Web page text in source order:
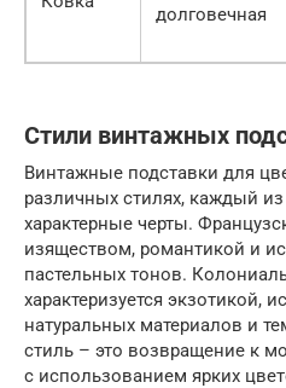
долговечная
Стили винтажных
Винтажные подставки для
различных стилях, каждый
характерные черты.
изяществом, романтикой и
пастельных тонов.
характеризуется экзотикой,
натуральных материалов и
стиль – это возвращение к
с использованием ярких